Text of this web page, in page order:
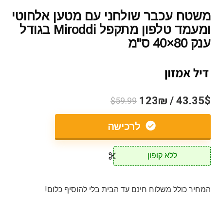
משטח עכבר שולחני עם מטען אלחוטי
ומעמד טלפון מתקפל Miroddi בגודל
ענק 80×40 ס"מ
43.35$ / 123₪
$59.99
לרכישה
ללא קופון
המחיר כולל משלוח חינם עד הבית בלי להוסיף כלום!